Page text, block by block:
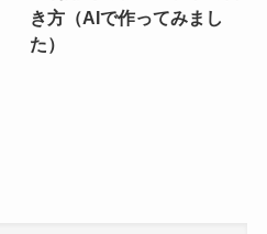
き方（AIで作ってみまし
た）